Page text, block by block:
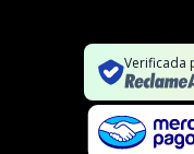
Verificada